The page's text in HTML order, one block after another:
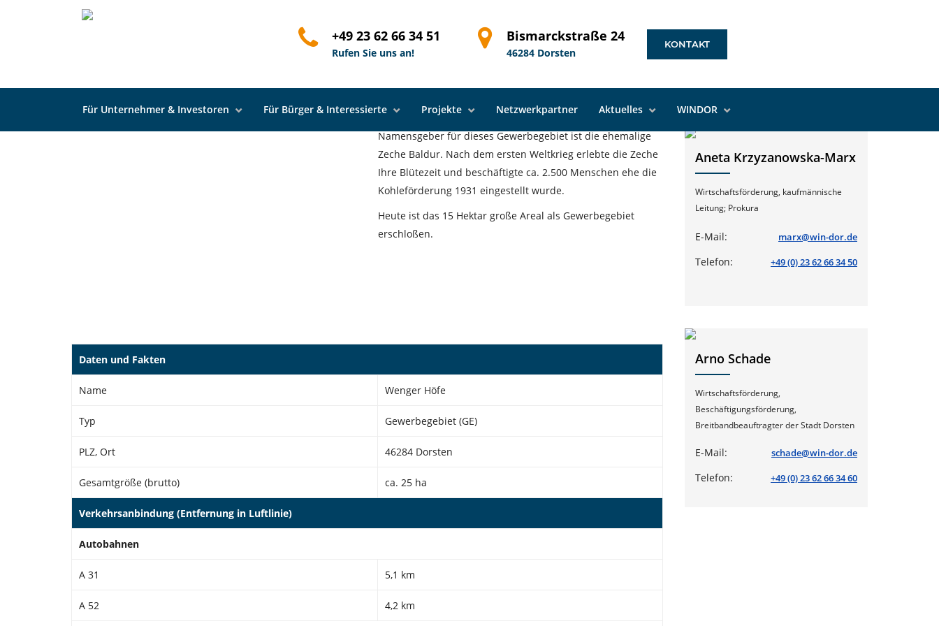
+49 23 62 66 34 51
Rufen Sie uns an!
Bismarckstraße 24
46284 Dorsten
KONTAKT
Für Unternehmer & Investoren Für Bürger & Interessierte Projekte Netzwerkpartner Aktuelles WINDOR
Startseite
Wenger Höfe
Namensgeber für dieses Gewerbegebiet ist die ehemalige
Zeche Baldur. Nach dem ersten Weltkrieg erlebte die Zeche
Ihre Blütezeit und beschäftigte ca. 2.500 Menschen ehe die
Kohleförderung 1931 eingestellt wurde.
Heute ist das 15 Hektar große Areal als Gewerbegebiet
erschloßen.
Daten und Fakten
Name Wenger Höfe
Typ Gewerbegebiet (GE)
PLZ, Ort 46284 Dorsten
Gesamtgröße (brutto) ca. 25 ha
Verkehrsanbindung (Entfernung in Luftlinie)
Autobahnen
A 31 5,1 km
A 52 4,2 km
Ansprechpartner
Aneta Krzyzanowska-Marx
Wirtschaftsförderung, kaufmännische
Leitung; Prokura
E-Mail: marx@win-dor.de
Telefon: +49 (0) 23 62 66 34 50
Arno Schade
Wirtschaftsförderung,
Beschäftigungsförderung,
Breitbandbeauftragter der Stadt Dorsten
E-Mail: schade@win-dor.de
Telefon: +49 (0) 23 62 66 34 60